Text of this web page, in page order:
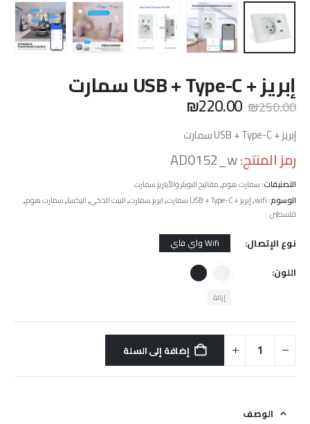
إبريز + USB + Type-C سمارت
₪250.00 السعر
الأصلي
هو:
₪250.00.
₪220.00
هو:
₪220.00.
إبريز + USB + Type-C سمارت
رمز المنتج:AD0152_w
التصنيفات:سمارت هوم,مفاتيح البويلر والأباريز سمارت
الوسوم:wifi
,إبريز + USB + Type-C سمارت ,ابريز سمارت,البيت الذكي,اليكسا,سمارت هوم,
فلسطين
نوع الإتصال Wifi واي فاي
اللون
إزالة
إضافة إلى السلة
الوصف